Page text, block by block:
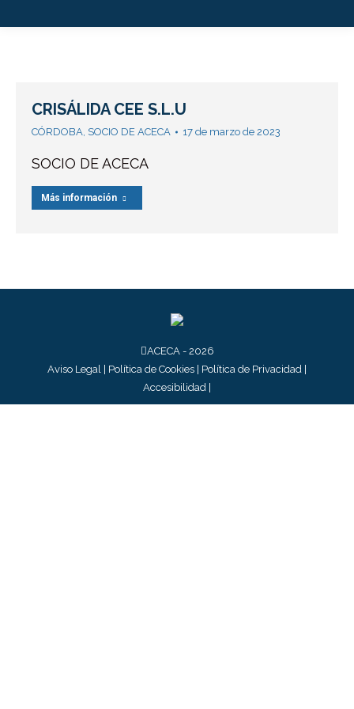
CRISÁLIDA CEE S.L.U
CÓRDOBA, SOCIO DE ACECA 17 de marzo de 2023
SOCIO DE ACECA
Más información
ACECA - 2026
Aviso Legal
Política de Cookies Política de Privacidad
Accesibilidad